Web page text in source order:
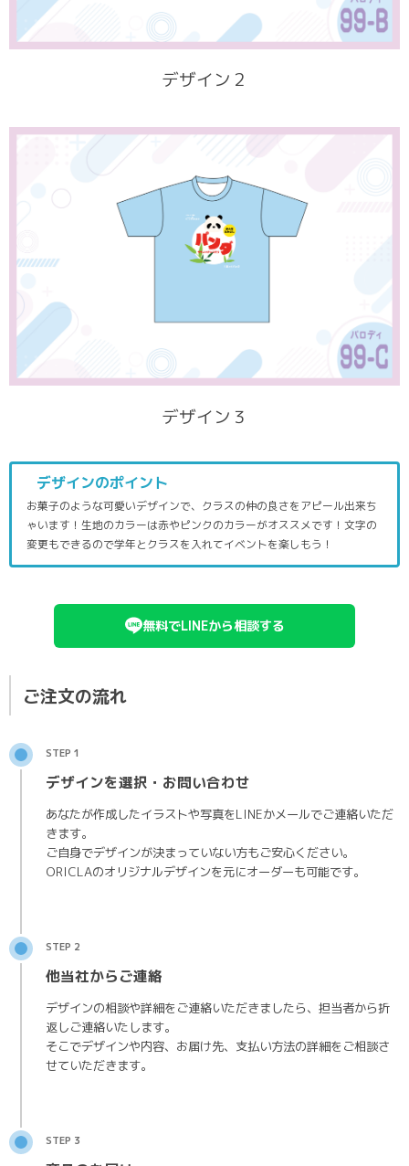
デザイン２
デザイン３
デザインのポイント
お菓子のような可愛いデザインで、クラスの仲の良さをアピール出来ち
ゃいます！生地のカラーは赤やピンクのカラーがオススメです！文字の
変更もできるので学年とクラスを入れてイベントを楽しもう！
無料でLINEから相談する
ご注文の流れ
STEP 1
デザインを選択・お問い合わせ
あなたが作成したイラストや写真をLINEかメールでご連絡いただ
きます。
ご自身でデザインが決まっていない方もご安心ください。
ORICLAのオリジナルデザインを元にオーダーも可能です。
STEP 2
他当社からご連絡
デザインの相談や詳細をご連絡いただきましたら、担当者から折
返しご連絡いたします。
そこでデザインや内容、お届け先、支払い方法の詳細をご相談さ
せていただきます。
STEP 3